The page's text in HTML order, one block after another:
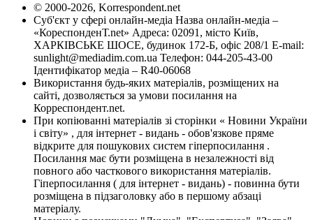
© 2000-2026, Korrespondent.net
Суб'єкт у сфері онлайн-медіа Назва онлайн-медіа –
«КореспонденТ.net» Адреса: 02091, місто Київ,
ХАРКІВСЬКЕ ШОСЕ, будинок 172-Б, офіс 208/1 E-mail:
sunlight@mediadim.com.ua Телефон: 044-205-43-00
Ідентифікатор медіа – R40-06068
Використання будь-яких матеріалів, розміщених на
сайті, дозволяється за умови посилання на
Корреспондент.net.
При копіюванні матеріалів зі сторінки « Новини України
і світу» , для інтернет - видань - обов'язкове пряме
відкрите для пошукових систем гіперпосилання .
Посилання має бути розміщена в незалежності від
повного або часткового використання матеріалів.
Гіперпосилання ( для інтернет - видань) - повинна бути
розміщена в підзаголовку або в першому абзаці
матеріалу.